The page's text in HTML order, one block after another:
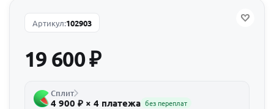
Артикул:102903
19 600₽
Сплит
4 900 ₽ × 4 платежа без переплат